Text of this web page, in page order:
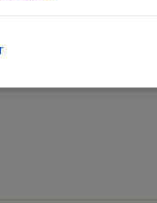
la experiencia